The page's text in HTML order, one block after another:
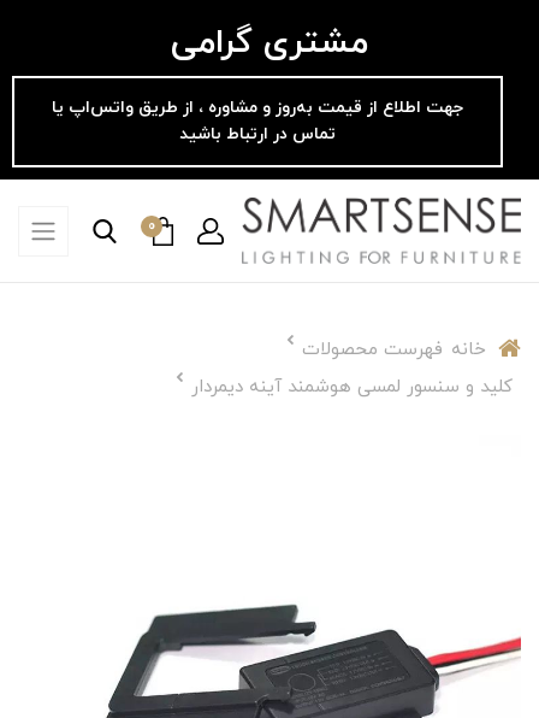
مشتری گرامی
جهت اطلاع از قیمت به‌روز و مشاوره ، از طریق واتس‌اپ یا
تماس در ارتباط باشید
0
خانه فهرست محصولات
کلید و سنسور لمسی هوشمند آینه دیمردار